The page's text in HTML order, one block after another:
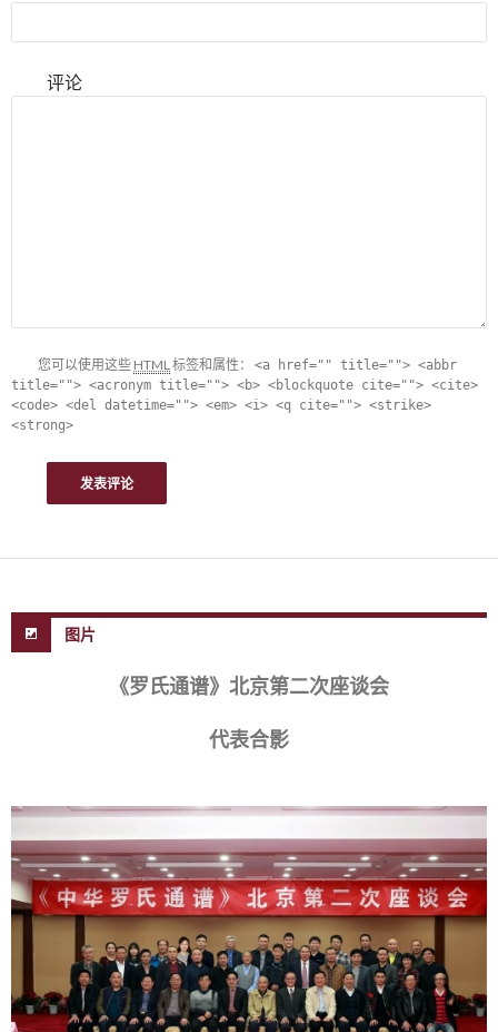
评论
您可以使用这些 HTML标签和属性： <a href="" title=""> <abbr
title=""> <acronym title=""> <b> <blockquote cite=""> <cite>
<code> <del datetime=""> <em> <i> <q cite=""> <strike>
<strong>
图片
《罗氏通谱》北京第二次座谈会
代表合影